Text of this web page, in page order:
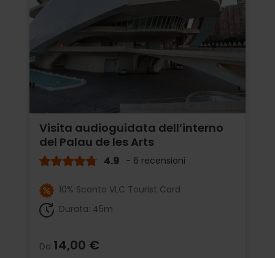
Visita audioguidata dell’interno
del Palau de les Arts
4.9 - 6 recensioni
10% Sconto VLC Tourist Card
Durata: 45m
Da 14,00 €